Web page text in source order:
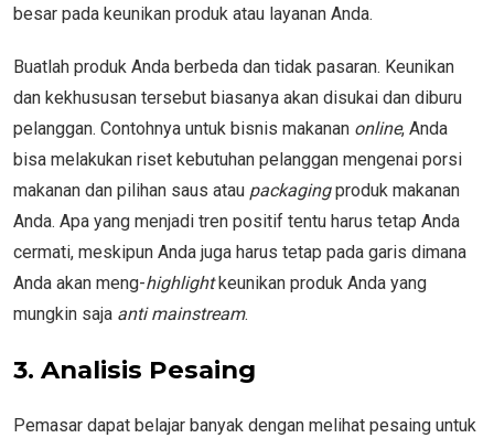
besar pada keunikan produk atau layanan Anda.
Buatlah produk Anda berbeda dan tidak pasaran. Keunikan
dan kekhususan tersebut biasanya akan disukai dan diburu
pelanggan. Contohnya untuk bisnis makanan online, Anda
bisa melakukan riset kebutuhan pelanggan mengenai porsi
makanan dan pilihan saus atau packagingproduk makanan
Anda. Apa yang menjadi tren positif tentu harus tetap Anda
cermati, meskipun Anda juga harus tetap pada garis dimana
Anda akan meng-highlightkeunikan produk Anda yang
mungkin saja anti mainstream.
3. Analisis Pesaing
Pemasar dapat belajar banyak dengan melihat pesaing untuk